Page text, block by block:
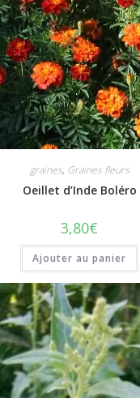
graines, Graines fleurs
Oeillet d’Inde Boléro
3,80€
Ajouter au panier